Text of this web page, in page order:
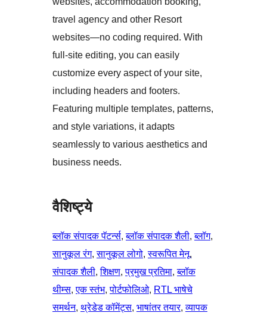
travel agency and other Resort
websites—no coding required. With
full-site editing, you can easily
customize every aspect of your site,
including headers and footers.
Featuring multiple templates, patterns,
and style variations, it adapts
seamlessly to various aesthetics and
business needs.
वैशिष्ट्ये
ब्लॉक संपादक पॅटर्न्स, ब्लॉक संपादक शैली, ब्लॉग
सानुकूल रंग, सानुकूल लोगो, स्वरूपित मेनू
संपादक शैली, शिक्षण, प्रमुख प्रतिमा, ब्लॉक
थीम्स, एक स्तंभ, पोर्टफोलिओ, RTL भाषेचे
समर्थन, थ्रेडेड कॉमेंट्स, भाषांतर तयार, व्यापक